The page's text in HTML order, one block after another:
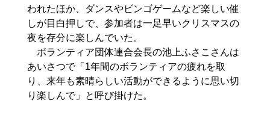
われたほか、ダンスやビンゴゲームなど楽しい催
しが目白押しで、参加者は一足早いクリスマスの
夜を存分に楽しんでいた。
ボランティア団体連合会長の池上ふさこさんは
あいさつで「1年間のボランティアの疲れを取
り、来年も素晴らしい活動ができるように思い切
り楽しんで」と呼び掛けた。